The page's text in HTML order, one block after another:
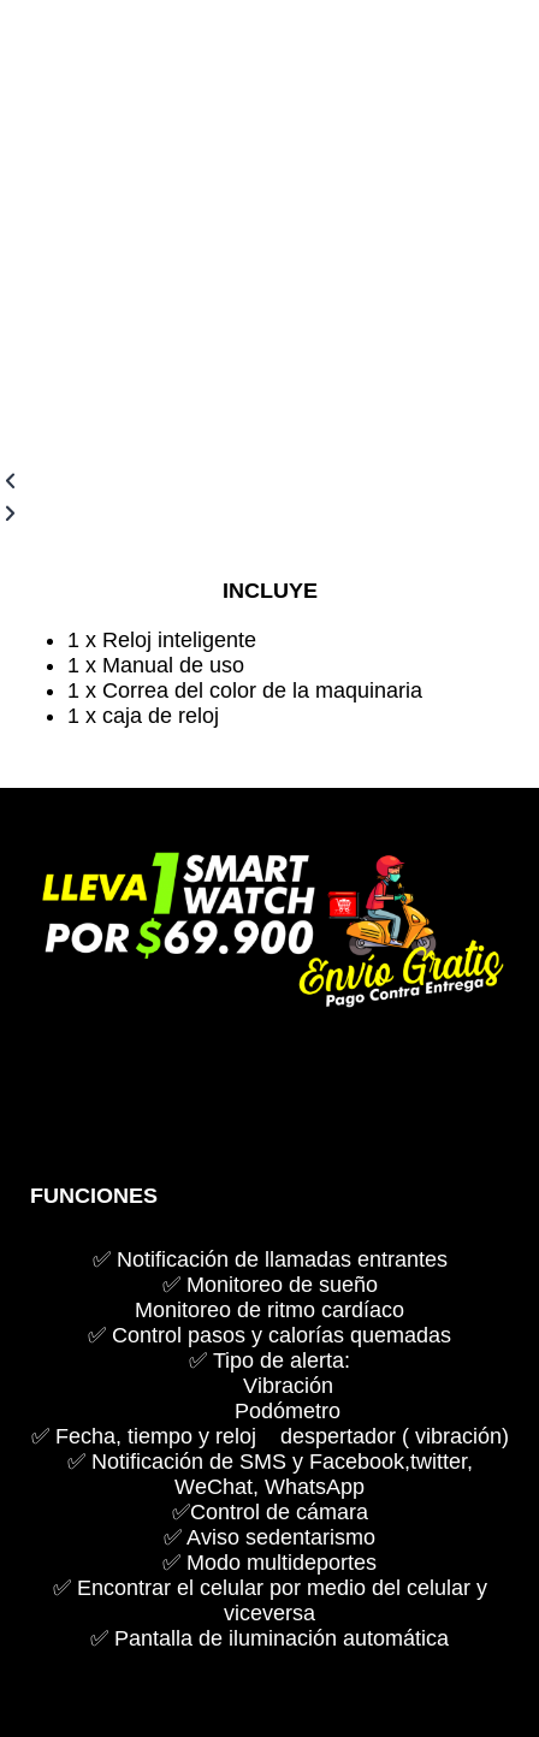
INCLUYE
1 x Reloj inteligente
1 x Manual de uso
1 x Correa del color de la maquinaria
1 x caja de reloj
FUNCIONES
✅ Notificación de llamadas entrantes
✅ Monitoreo de sueño
Monitoreo de ritmo cardíaco
✅ Control pasos y calorías quemadas
✅ Tipo de alerta:
Vibración
Podómetro
✅ Fecha, tiempo y reloj despertador ( vibración)
✅ Notificación de SMS y Facebook,twitter,
WeChat, WhatsApp
✅Control de cámara
✅ Aviso sedentarismo
✅ Modo multideportes
✅ Encontrar el celular por medio del celular y
viceversa
✅ Pantalla de iluminación automática